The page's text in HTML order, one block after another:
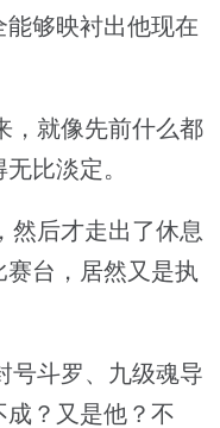
够映衬出他现在
就像先前什么都
比淡定。
后才走出了休息
台，居然又是执
斗罗、九级魂导
成？又是他？不